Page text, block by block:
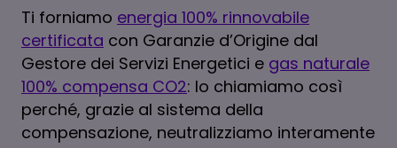
Ti forniamo energia 100% rinnovabile
certificata con Garanzie d’Origine dal
Gestore dei Servizi Energetici e gas naturale
100% compensa CO2: lo chiamiamo così
perché, grazie al sistema della
compensazione, neutralizziamo interamente